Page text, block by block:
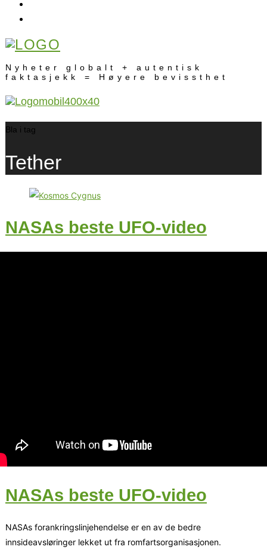
Nyheter globalt + autentisk
faktasjekk = Høyere bevissthet
Bla i tag
Tether
NASAs beste UFO-video
NASAs beste UFO-video
NASAs forankringslinjehendelse er en av de bedre
innsideavsløringer lekket ut fra romfartsorganisasjonen.